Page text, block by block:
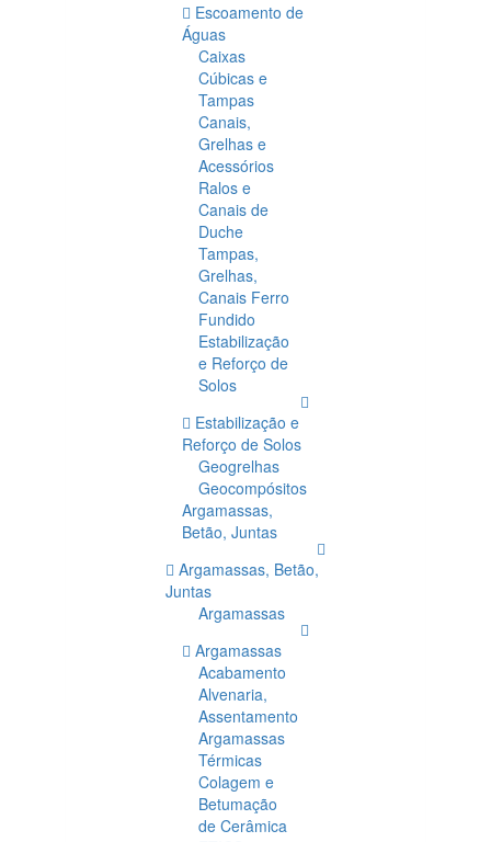
Escoamento de
Águas
Caixas
Cúbicas e
Tampas
Canais,
Grelhas e
Acessórios
Ralos e
Canais de
Duche
Tampas,
Grelhas,
Canais Ferro
Fundido
Estabilização
e Reforço de
Solos
Estabilização e
Reforço de Solos
Geogrelhas
Geocompósitos
Argamassas,
Betão, Juntas
Argamassas, Betão,
Juntas
Argamassas
Argamassas
Acabamento
Alvenaria,
Assentamento
Argamassas
Térmicas
Colagem e
Betumação
de Cerâmica